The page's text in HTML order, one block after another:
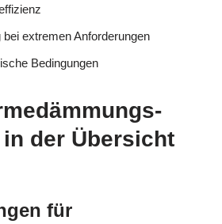
extremen Anforderungen
Bedingungen
der Übersicht
für